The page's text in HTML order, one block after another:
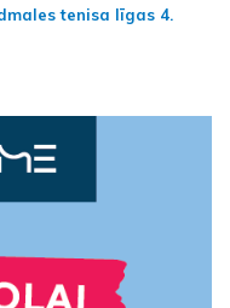
tenisa līgas 4.